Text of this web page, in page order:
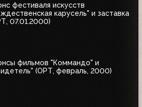
фестиваля искусств
карусель" и заставка
07.01.2000)
фильмов "Коммандо" и
(ОРТ, февраль, 2000)